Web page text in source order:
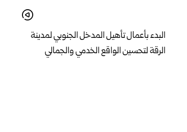
البدء بأعمال تأهيل المدخل الجنوبي لمدينة
الرقة لتحسين الواقع الخدمي والجمالي